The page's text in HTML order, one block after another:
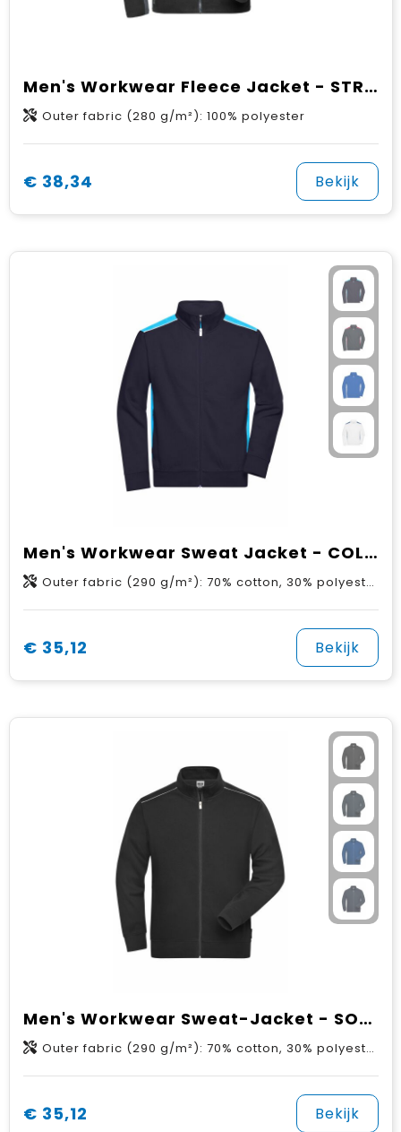
Men's Workwear Fleece Jacket - STRONG -
Outer fabric (280 g/m²): 100% polyester
€ 38,34 Bekijk
Men's Workwear Sweat Jacket - COLOR -
Outer fabric (290 g/m²): 70% cotton, 30% polyester
€ 35,12 Bekijk
Men's Workwear Sweat-Jacket - SOLID -
Outer fabric (290 g/m²): 70% cotton, 30% polyester
€ 35,12 Bekijk